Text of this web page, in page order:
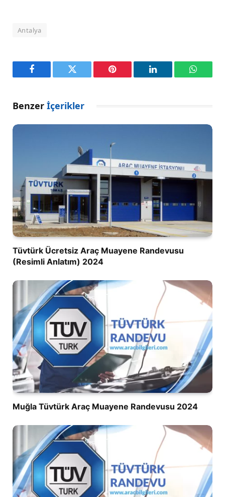
Antalya
Facebook Twitter Pinterest LinkedIn
Benzer İçerikler
Tüvtürk Ücretsiz Araç Muayene Randevusu
(Resimli Anlatım) 2024
Muğla Tüvtürk Araç Muayene Randevusu 2024